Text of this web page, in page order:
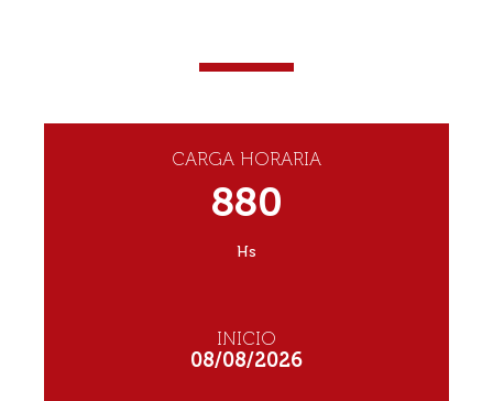
CARGA HORARIA
880
Hs
INICIO
08/08/2026